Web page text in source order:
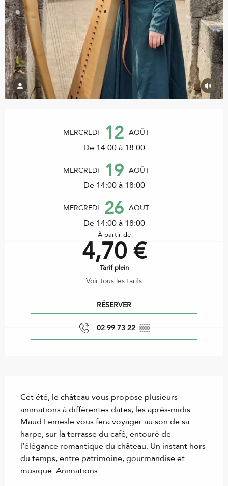
MERCREDI 12 AOÛT
De 14:00 à 18:00
MERCREDI 19 AOÛT
De 14:00 à 18:00
MERCREDI 26 AOÛT
De 14:00 à 18:00
À partir de
4,70 €
Tarif plein
Voir tous les tarifs
RÉSERVER
02 99 73 22 ▒▒
Cet été, le château vous propose plusieurs
animations à différentes dates, les après-midis.
Maud Lemesle vous fera voyager au son de sa
harpe, sur la terrasse du café, entouré de
l’élégance romantique du château. Un instant hors
du temps, entre patrimoine, gourmandise et
musique. Animations...